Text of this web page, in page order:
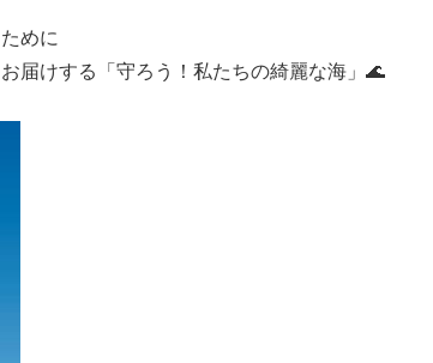
めに
届けする「守ろう！私たちの綺麗な海」🌊